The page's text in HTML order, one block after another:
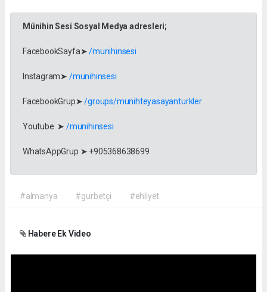
Münihin Sesi Sosyal Medya adresleri;
FacebookSayfa➤/munihinsesi
Instagram➤ /munihinsesi
FacebookGrup➤/groups/munihteyasayanturkler
Youtube ➤ /munihinsesi
WhatsAppGrup ➤ +905368638699
#almanya #gurbetçi #ehliyet
Habere Ek Video